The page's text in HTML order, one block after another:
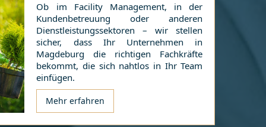
Ob im Facility Management, in der
Kundenbetreuung oder anderen
Dienstleistungssektoren – wir stellen
sicher, dass Ihr Unternehmen in
Magdeburg die richtigen Fachkräfte
bekommt, die sich nahtlos in Ihr Team
einfügen.
Mehr erfahren